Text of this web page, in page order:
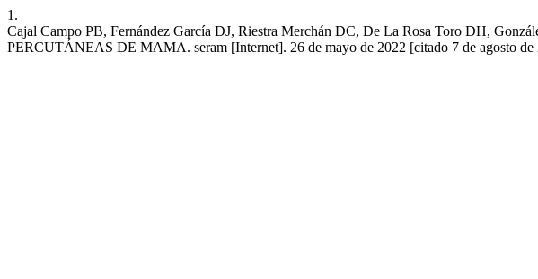
1.
Cajal Campo PB, Fernández García DJ, Riestra Merchán DC, De La Rosa Toro DH,
PERCUTÁNEAS DE MAMA. seram [Internet]. 26 de mayo de 2022 [citado 7 de agosto